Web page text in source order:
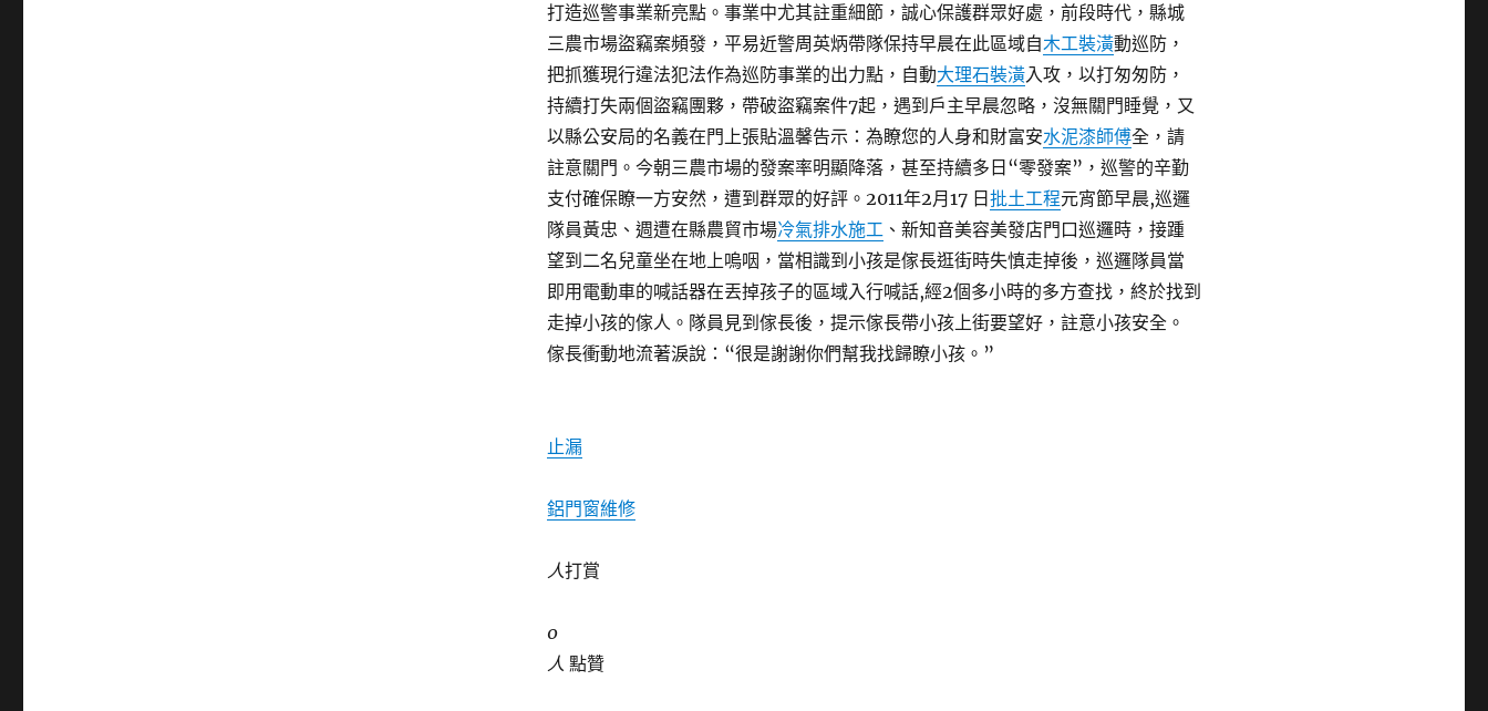
打造巡警事業新亮點。事業中尤其註重細節，誠心保護群眾好處，前段時代，縣城
三農市場盜竊案頻發，平易近警周英炳帶隊保持早晨在此區域自木工裝潢動巡防，
把抓獲現行違法犯法作為巡防事業的出力點，自動大理石裝潢入攻，以打匆匆防，
持續打失兩個盜竊團夥，帶破盜竊案件7起，遇到戶主早晨忽略，沒無關門睡覺，又
以縣公安局的名義在門上張貼溫馨告示：為瞭您的人身和財富安水泥漆師傅全，請
註意關門。今朝三農市場的發案率明顯降落，甚至持續多日“零發案”，巡警的辛勤
支付確保瞭一方安然，遭到群眾的好評。2011年2月17 日批土工程元宵節早晨,巡邏
隊員黃忠、週遭在縣農貿市場冷氣排水施工 、新知音美容美發店門口巡邏時，接踵
望到二名兒童坐在地上嗚咽，當相識到小孩是傢長逛街時失慎走掉後，巡邏隊員當
即用電動車的喊話器在丟掉孩子的區域入行喊話,經2個多小時的多方查找，終於找到
走掉小孩的傢人。隊員見到傢長後，提示傢長帶小孩上街要望好，註意小孩安全。
傢長衝動地流著淚說：“很是謝謝你們幫我找歸瞭小孩。”
止漏
鋁門窗維修
人打賞
0
人 點贊